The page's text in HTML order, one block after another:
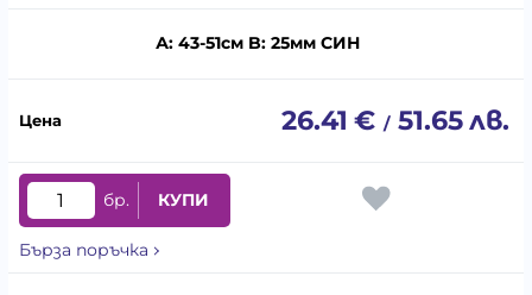
А: 43-51см B: 25мм СИН
26.41 € / 51.65лв.
бр. КУПИ
Бърза поръчка